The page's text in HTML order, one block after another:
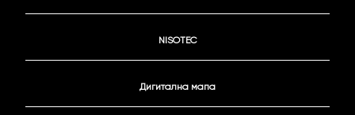
NISOTEC
Дигитална мапа